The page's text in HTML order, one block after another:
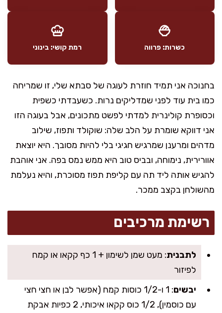
כשרות: פרווה רמת קושי: בינוני
בחנוכה אני תמיד חוזרת לעוגה של סבתא שלי, זו שמריחה
כמו בית עוד לפני שמדליקים נרות. כשעבדתי כשפית
וכסופרת קולינרית למדתי לפשט מתכונים, אבל בעוגה הזו
אני דווקא שומרת על הלב שלה: שוקולד ותפוז, שילוב
מדהים ומרענן שמרגיש חגיגי בלי להיות מסובך. היא יוצאת
אוורירית, נימוחה, ובביס טוב היא ממש נמס בפה. אני אוהבת
להגיש אותה ליד תה עם קליפת תפוז מסוכרת, והיא נעלמת
מהשולחן בקצב ממכר.
רשימת מרכיבים
לתבנית
: מעט שמן לשימון + 1 כף קקאו או קמח
לפיזור
יבשים
: 1 ו-1/2 כוסות קמח (אפשר לבן או חצי חצי
עם כוסמין), 1/2 כוס קקאו איכותי, 2 כפיות אבקת